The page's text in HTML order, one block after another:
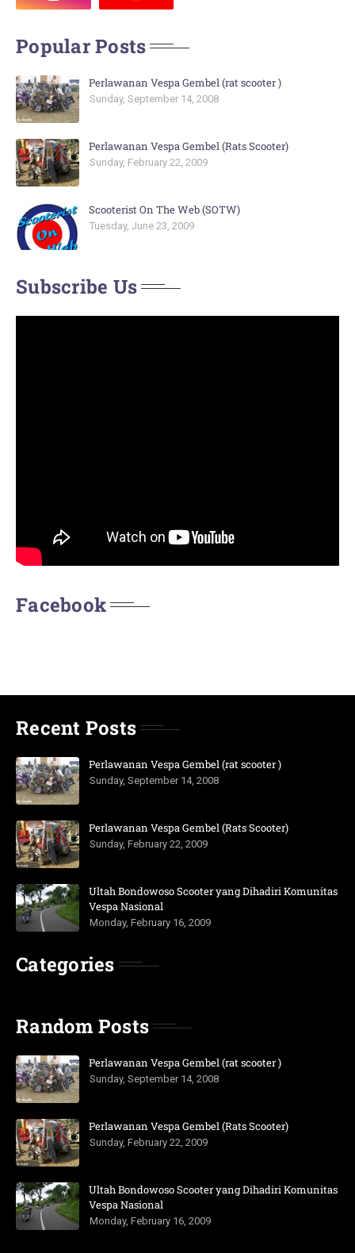
Popular Posts
Perlawanan Vespa Gembel (rat scooter )
Sunday, September 14, 2008
Perlawanan Vespa Gembel (Rats Scooter)
Sunday, February 22, 2009
Scooterist On The Web (SOTW)
Tuesday, June 23, 2009
Subscribe Us
Facebook
Recent Posts
Perlawanan Vespa Gembel (rat scooter )
Sunday, September 14, 2008
Perlawanan Vespa Gembel (Rats Scooter)
Sunday, February 22, 2009
Ultah Bondowoso Scooter yang Dihadiri Komunitas
Vespa Nasional
Monday, February 16, 2009
Categories
Random Posts
Perlawanan Vespa Gembel (rat scooter )
Sunday, September 14, 2008
Perlawanan Vespa Gembel (Rats Scooter)
Sunday, February 22, 2009
Ultah Bondowoso Scooter yang Dihadiri Komunitas
Vespa Nasional
Monday, February 16, 2009